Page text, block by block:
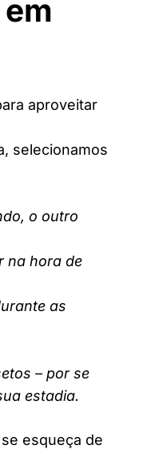
aproveitar
selecionamos
o outro
na hora de
as
– por se
estadia.
esqueça de